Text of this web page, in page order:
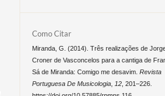
Como Citar
Miranda, G. (2014). Três realizações de
Croner de Vasconcelos para a cantiga de
Sá de Miranda: Comigo me desavim.Revista
Portuguesa De Musicologia 12 , 201–226.